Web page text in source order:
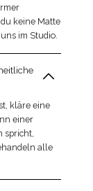
keine Matte
im Studio.
kläre eine
einer
spricht,
alle